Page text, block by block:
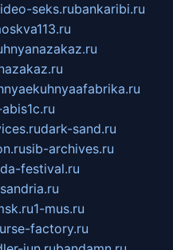
seks.rubankaribi.ru
dark-sand.ru
sib-archives.ru
festival.ru
1-mus.ru
factory.ru